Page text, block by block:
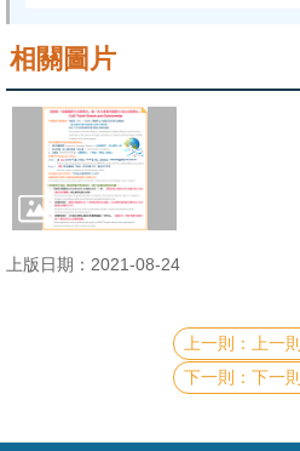
相關圖片
上版日期：2021-08-24
上一則:【
下一則:【徵才】